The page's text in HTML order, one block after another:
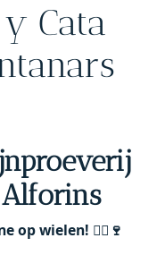
Cata
op wielen! 🚴‍♂️🍷